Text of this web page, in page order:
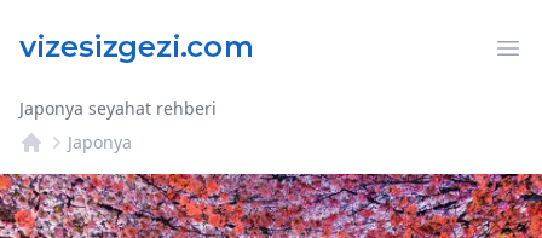
Japonya seyahat rehberi
Japonya